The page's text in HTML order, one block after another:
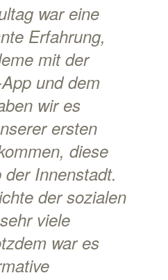
war eine
Erfahrung,
mit der
und dem
wir es
ersten
diese
Innenstadt.
der sozialen
viele
war es